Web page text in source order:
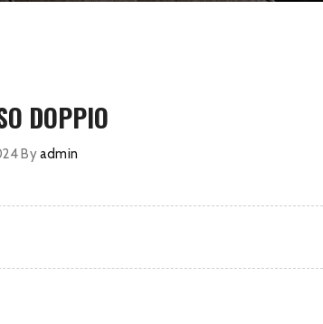
DOPPIO
Byadmin